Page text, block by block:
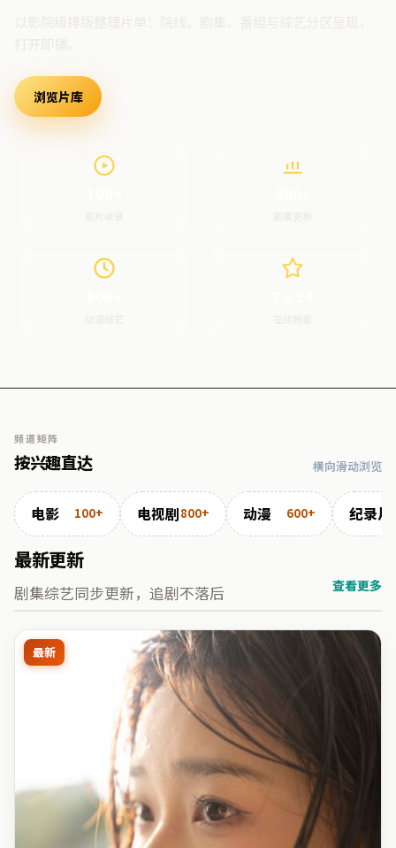
浏览片库
频道矩阵
按兴趣直达 横向滑动浏览
电影 100+ 电视剧800+ 动漫 600+ 纪录片
最新更新
剧集综艺同步更新，追剧不落后 查看更多
最新